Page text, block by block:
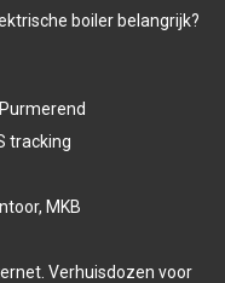
boiler belangrijk?
tracking
MKB
Verhuisdozen voor